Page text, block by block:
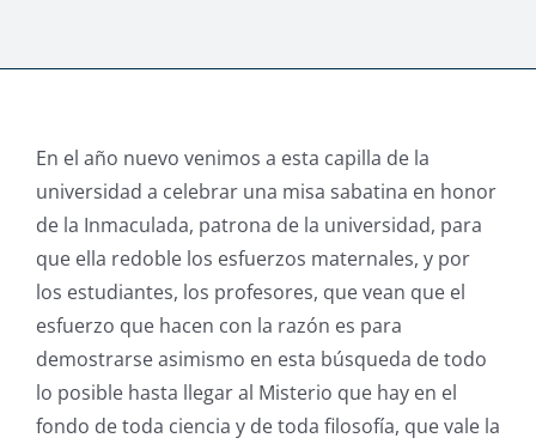
En el año nuevo venimos a esta capilla de la
universidad a celebrar una misa sabatina en honor
de la Inmaculada, patrona de la universidad, para
que ella redoble los esfuerzos maternales, y por
los estudiantes, los profesores, que vean que el
esfuerzo que hacen con la razón es para
demostrarse asimismo en esta búsqueda de todo
lo posible hasta llegar al Misterio que hay en el
fondo de toda ciencia y de toda filosofía, que vale la